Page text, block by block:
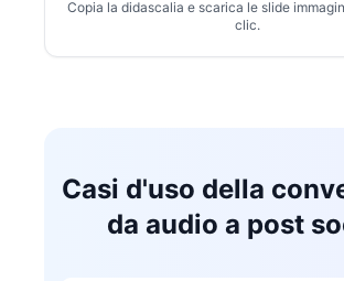
Copia la didascalia e scarica le slide
clic.
Casi d'uso della
da audio a post